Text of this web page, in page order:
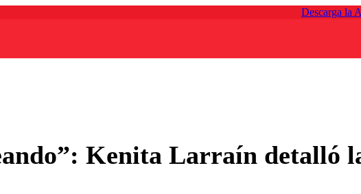
Descarga la
Kenita Larraín detalló